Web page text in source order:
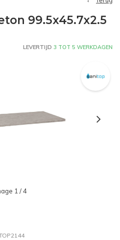
99.5x45.7x2.5
LEVERTIJD 3 TOT 5 WERKDAGEN
1 / 4